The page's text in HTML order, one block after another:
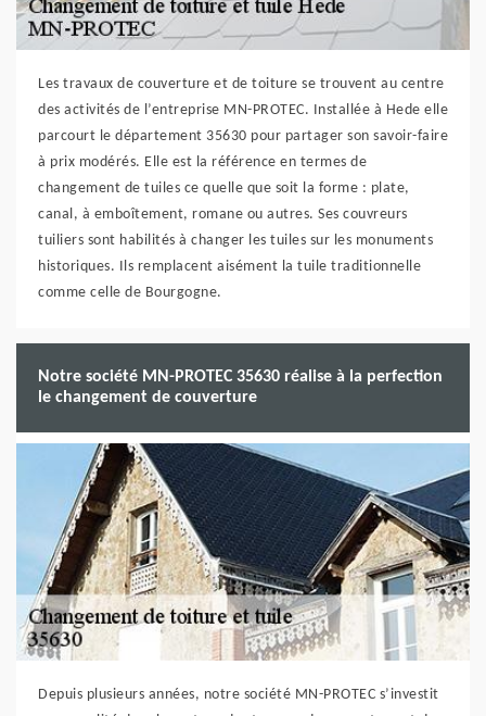
Les travaux de couverture et de toiture se trouvent au centre
des activités de l’entreprise MN-PROTEC. Installée à Hede elle
parcourt le département 35630 pour partager son savoir-faire
à prix modérés. Elle est la référence en termes de
changement de tuiles ce quelle que soit la forme : plate,
canal, à emboîtement, romane ou autres. Ses couvreurs
tuiliers sont habilités à changer les tuiles sur les monuments
historiques. Ils remplacent aisément la tuile traditionnelle
comme celle de Bourgogne.
Notre société MN-PROTEC 35630 réalise à la perfection
le changement de couverture
Depuis plusieurs années, notre société MN-PROTEC s’investit